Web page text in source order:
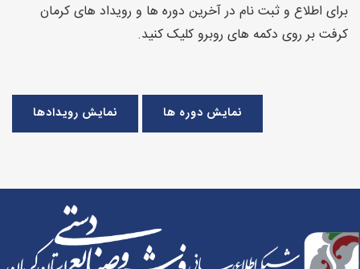
برای اطلاع و ثبت نام در آخرین دوره ها و رویداد های کرمان
کرفت بر روی دکمه های روبرو کلیک کنید.
نمایش دوره ها نمایش رویدادها